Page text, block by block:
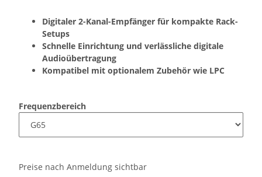
Digitaler 2-Kanal-Empfänger für kompakte Rack-
Setups
Schnelle Einrichtung und verlässliche digitale
Audioübertragung
Kompatibel mit optionalem Zubehör wie LPC
Frequenzbereich
Preise nach Anmeldung sichtbar